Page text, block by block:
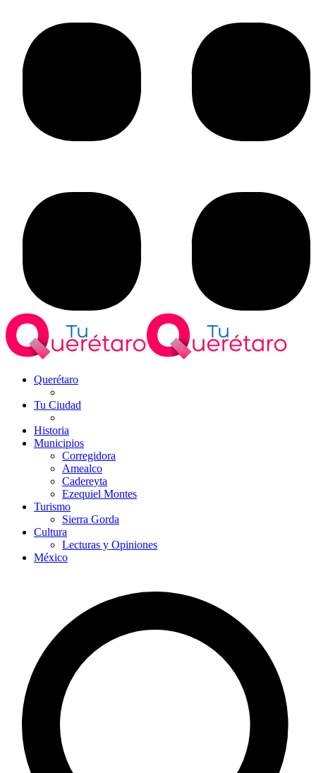
Querétaro
Tu Ciudad
Historia
Municipios
Corregidora
Amealco
Cadereyta
Ezequiel Montes
Turismo
Sierra Gorda
Cultura
Lecturas y Opiniones
México